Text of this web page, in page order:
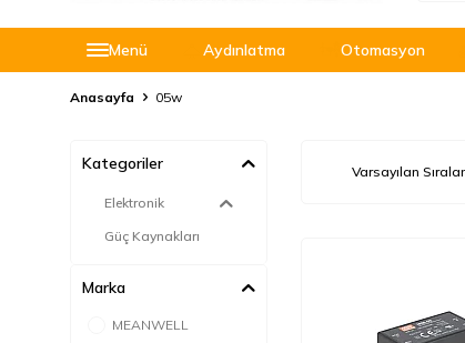
Menü Aydınlatma Otomasyon
Anasayfa 05w
Kategoriler
Elektronik
Güç Kaynakları
Marka
MEANWELL